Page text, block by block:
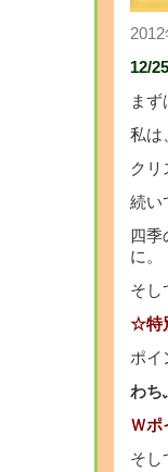
12/
ま
私は
クリ
続い
四
に。
そし
☆特
ポイ
わち
Ｗポ
そし